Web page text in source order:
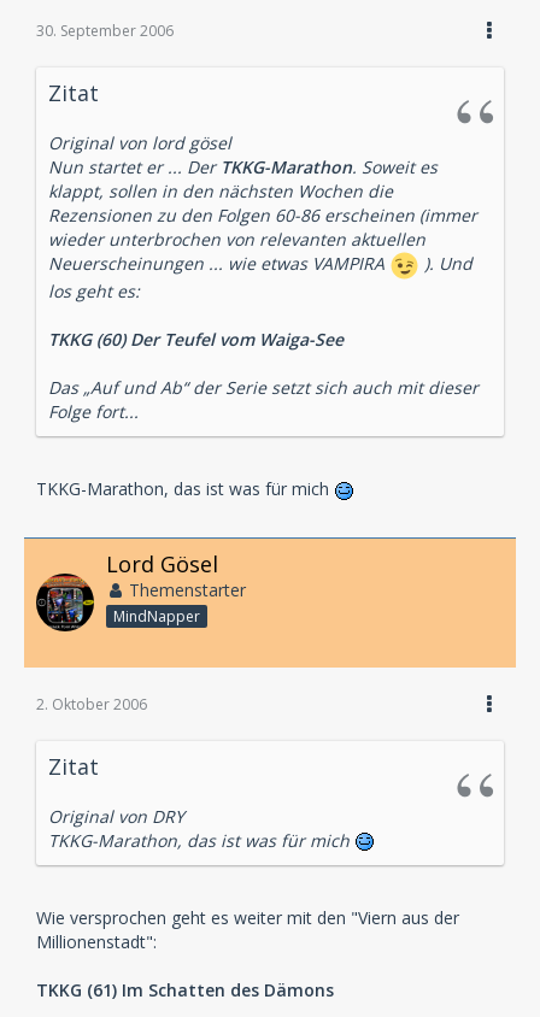
30. September 2006
Zitat
Original von lord gösel
Nun startet er ... Der TKKG-Marathon. Soweit es
klappt, sollen in den nächsten Wochen die
Rezensionen zu den Folgen 60-86 erscheinen (immer
wieder unterbrochen von relevanten aktuellen
Neuerscheinungen ... wie etwas VAMPIRA
). Und
los geht es:
TKKG (60) Der Teufel vom Waiga-See
Das „Auf und Ab“ der Serie setzt sich auch mit dieser
Folge fort...
TKKG-Marathon, das ist was für mich
Lord Gösel
Themenstarter
MindNapper
2. Oktober 2006
Zitat
Original von DRY
TKKG-Marathon, das ist was für mich
Wie versprochen geht es weiter mit den "Viern aus der
Millionenstadt":
TKKG (61) Im Schatten des Dämons